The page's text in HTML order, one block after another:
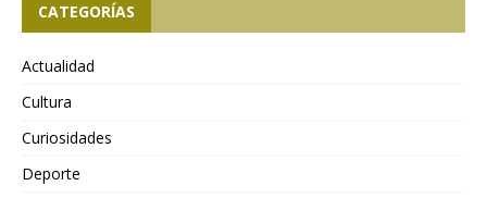
CATEGORÍAS
Actualidad
Cultura
Curiosidades
Deporte